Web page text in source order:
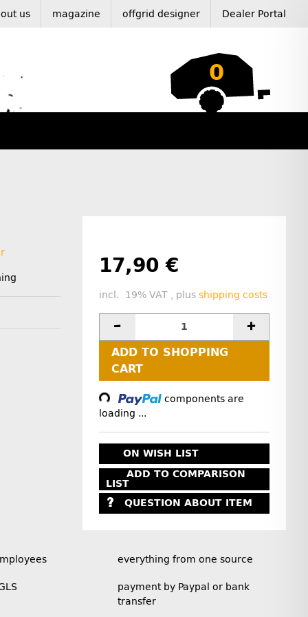
us magazine offgrid designer Dealer Portal
0
17,90 €
incl. 19% VAT , plus shipping costs
ADD TO SHOPPING
CART
Loading...
components are
loading ...
ON WISH LIST
ADD TO COMPARISON
LIST
QUESTION ABOUT ITEM
everything from one source
payment by Paypal or bank
transfer